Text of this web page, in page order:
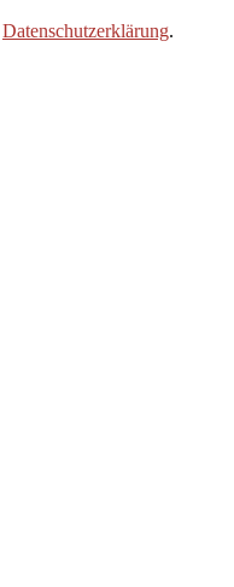
Datenschutzerklärung.